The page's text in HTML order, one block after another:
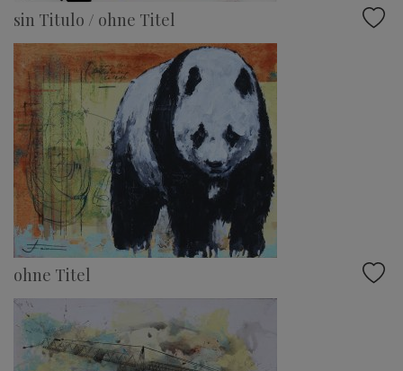
sin Titulo / ohne Titel
ohne Titel